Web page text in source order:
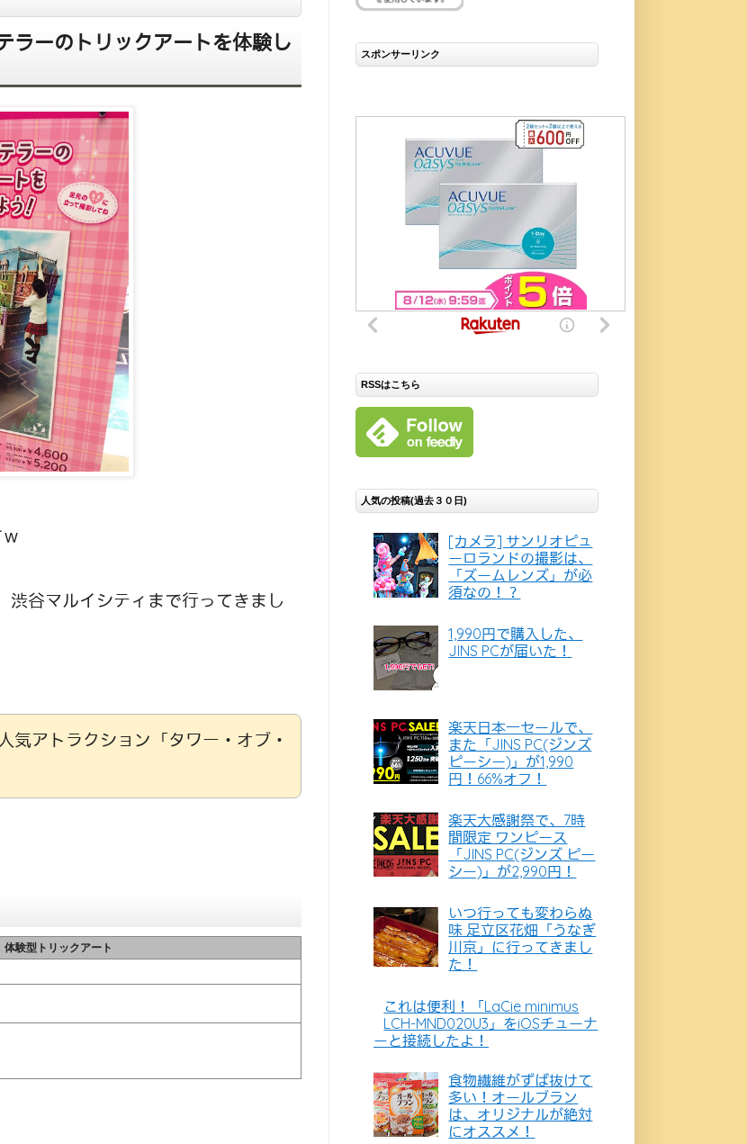
ラーのトリックアートを体験し
谷マルイシティまで行ってきまし
気アトラクション「タワー・オブ・
体験型トリックアート
スポンサーリンク
RSSはこちら
人気の投稿(過去３０日)
[カメラ] サンリオピュ
ーロランドの撮影は、
「ズームレンズ」が必
須なの！？
1,990円で購入した、
JINS PCが届いた！
楽天日本一セールで、
また「JINS PC(ジンズ
ピーシー)」が1,990
円！66%オフ！
楽天大感謝祭で、7時
間限定 ワンピース
「JINS PC(ジンズ ピー
シー)」が2,990円！
いつ行っても変わらぬ
味 足立区花畑「うなぎ
川京」に行ってきまし
た！
これは便利！「LaCie minimus
LCH-MND020U3」をiOSチューナ
ーと接続したよ！
食物繊維がずば抜けて
多い！オールブラン
は、オリジナルが絶対
にオススメ！